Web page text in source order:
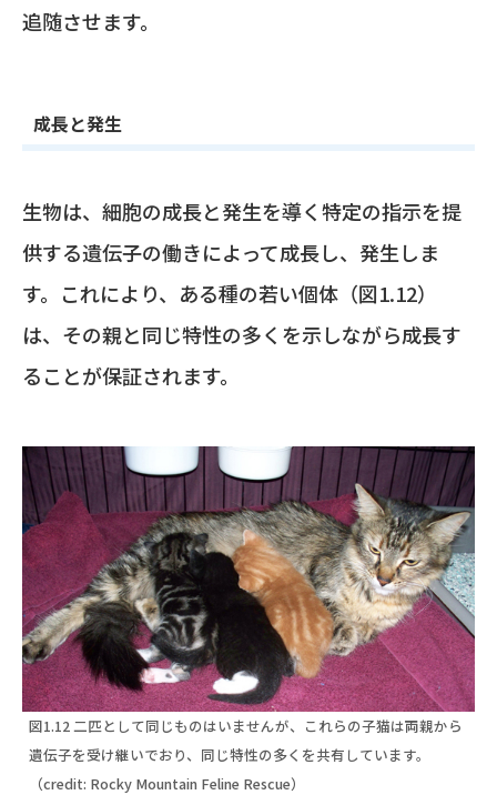
追随させます。
成長と発生
生物は、細胞の成長と発生を導く特定の指示を提
供する遺伝子の働きによって成長し、発生しま
す。これにより、ある種の若い個体（図1.12）
は、その親と同じ特性の多くを示しながら成長す
ることが保証されます。
図1.12 二匹として同じものはいませんが、これらの子猫は両親から
遺伝子を受け継いでおり、同じ特性の多くを共有しています。
（credit: Rocky Mountain Feline Rescue）